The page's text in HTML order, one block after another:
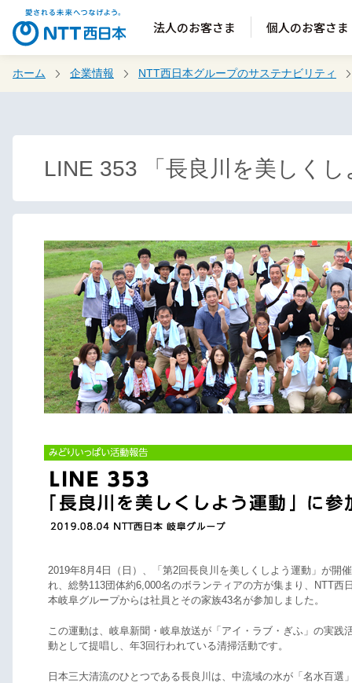
法人のお客さま 個人のお客さま
ホーム 企業情報 NTT西日本グループのサステナビリティ
LINE 353 「長良川を美しく
2019年8月4日（日）、「第2回長良川を美しくしよう運動」が開
れ、総勢113団体約6,000名のボランティアの方が集まり、NTT西
本岐阜グループからは社員とその家族43名が参加しました。
この運動は、岐阜新聞・岐阜放送が「アイ・ラブ・ぎふ」の実践
動として提唱し、年3回行われている清掃活動です。
日本三大清流のひとつである長良川は、中流域の水が「名水百選